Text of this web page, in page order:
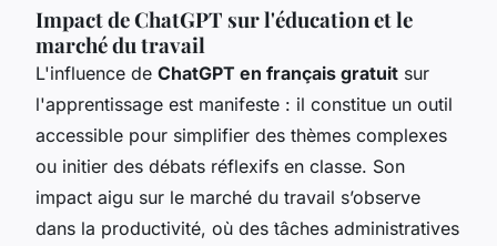
Impact de ChatGPT sur l'éducation et le
marché du travail
L'influence de ChatGPT en français gratuit sur
l'apprentissage est manifeste : il constitue un outil
accessible pour simplifier des thèmes complexes
ou initier des débats réflexifs en classe. Son
impact aigu sur le marché du travail s’observe
dans la productivité, où des tâches administratives